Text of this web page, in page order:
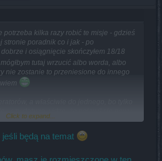
potrzeba kilka razy robić te misje - gdzieś
stronie poradnik co i jak - po
dobrze i osiągnięcie skończyłem 18/18
tutaj wrzucić albo worda, albo
nie zostanie to przeniesione do innego
nie pamiętam nazwy..?
Click to expand...
będą na temat